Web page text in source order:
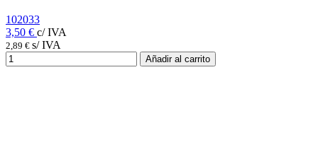
102033
3,50 € c/ IVA
2,89 € s/ IVA
Añadir al carrito